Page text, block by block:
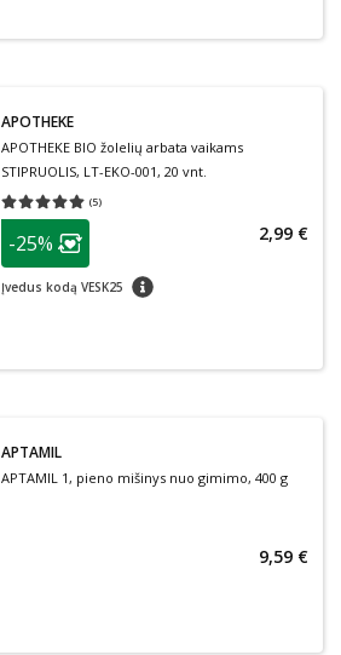
APOTHEKE
APOTHEKE BIO žolelių arbata vaikams
STIPRUOLIS, LT-EKO-001, 20 vnt.
(5)
Vidutinis įvertinimas 5.00
patarimas
Lojalumo klubo narių nuolaida
-25%
Įvedus kodą VESK25 patarimas
2,99 €
APTAMIL
APTAMIL 1, pieno mišinys nuo gimimo, 400 g
9,59 €